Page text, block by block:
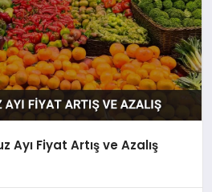
Ayı Fiyat Artış ve Azalış